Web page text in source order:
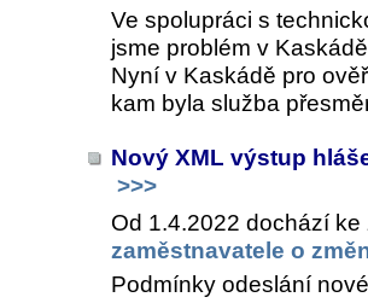
Ve spolupráci s
jsme problém v
Nyní v Kaskádě pro
kam byla služba
Nový XML výstup
>>>
Od 1.4.2022 dochází
zaměstnavatele o
Podmínky odeslání